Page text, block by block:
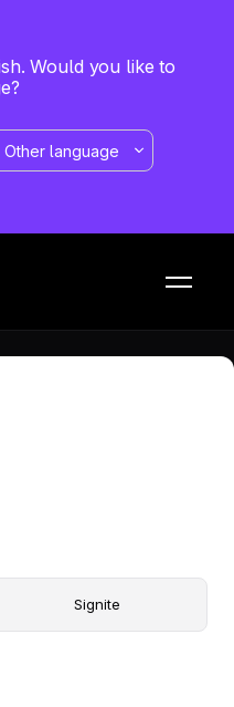
Would you like to
deux solutions.
Signite